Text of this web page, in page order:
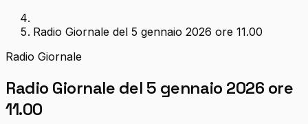
Radio Giornale del 5 gennaio 2026 ore 11.00
Radio Giornale
Radio Giornale del 5 gennaio 2026 ore
11.00